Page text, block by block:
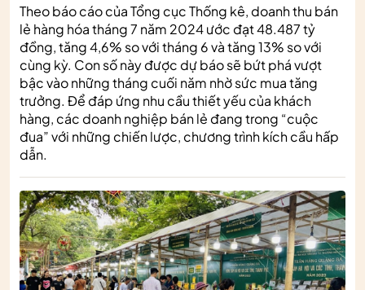
Theo báo cáo của Tổng cục Thống kê, doanh thu bán
lẻ hàng hóa tháng 7 năm 2024 ước đạt 48.487 tỷ
đồng, tăng 4,6% so với tháng 6 và tăng 13% so với
cùng kỳ. Con số này được dự báo sẽ bứt phá vượt
bậc vào những tháng cuối năm nhờ sức mua tăng
trưởng. Để đáp ứng nhu cầu thiết yếu của khách
hàng, các doanh nghiệp bán lẻ đang trong “cuộc
đua” với những chiến lược, chương trình kích cầu hấp
dẫn.